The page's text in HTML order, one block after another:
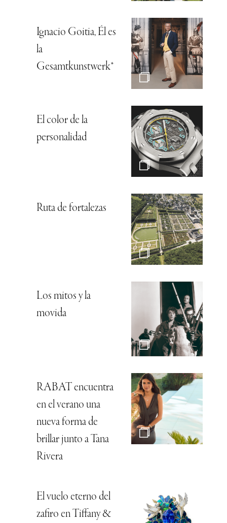
Ignacio Goitia, Él es
la
Gesamtkunstwerk*
El color de la
personalidad
Ruta de fortalezas
Los mitos y la
movida
RABAT encuentra
en el verano una
nueva forma de
brillar junto a Tana
Rivera
El vuelo eterno del
zafiro en Tiffany &